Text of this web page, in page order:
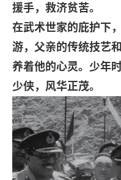
援手，救济贫苦。
在武术世家的庇护下
游，父亲的传统技艺
养着他的心灵。少年
少侠，风华正茂。